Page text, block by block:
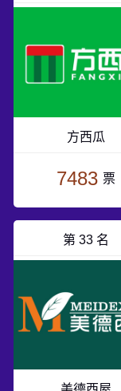
方西瓜
7483 票
第 33 名